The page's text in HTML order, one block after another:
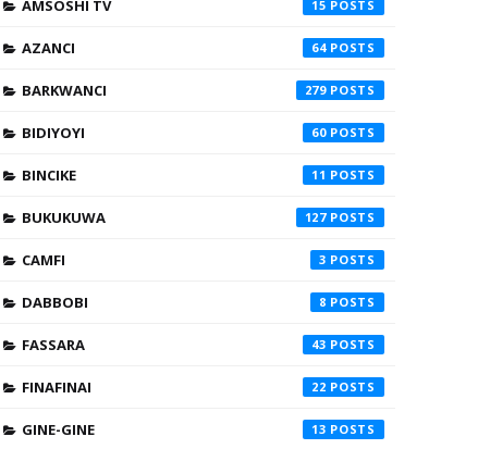
AMSOSHI TV 15
AZANCI 64
BARKWANCI 279
BIDIYOYI 60
BINCIKE 11
BUKUKUWA 127
CAMFI 3
DABBOBI 8
FASSARA 43
FINAFINAI 22
GINE-GINE 13